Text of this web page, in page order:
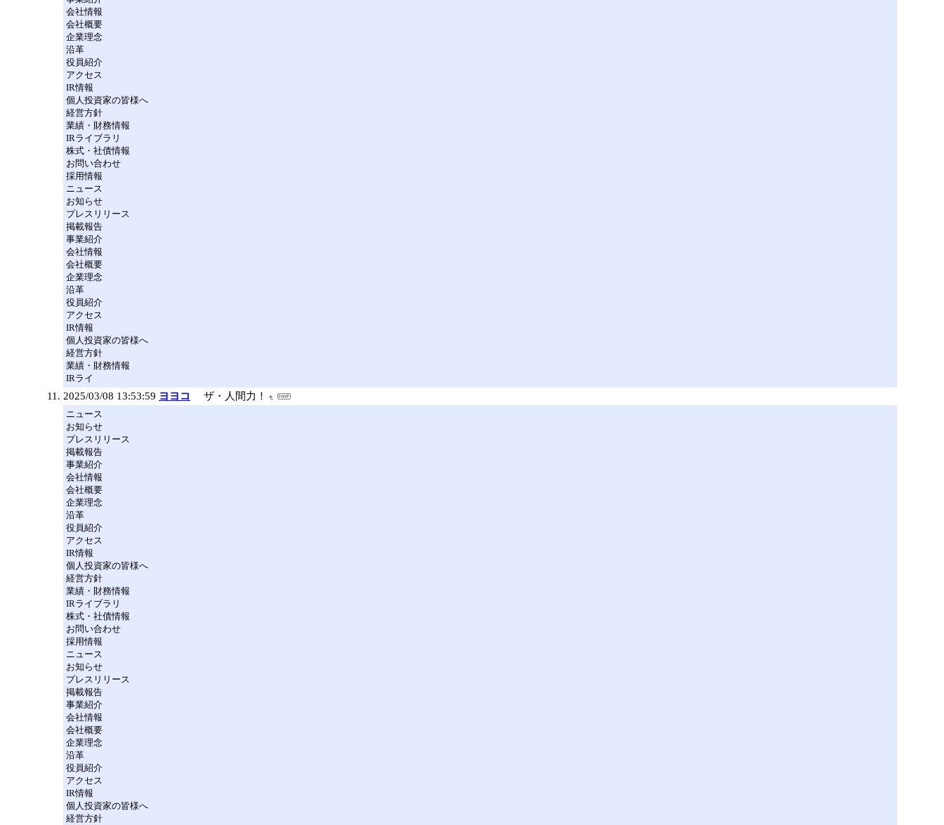
会社情報
会社概要
企業理念
沿革
役員紹介
アクセス
IR情報
個人投資家の皆様へ
経営方針
業績・財務情報
IRライブラリ
株式・社債情報
お問い合わせ
採用情報
ニュース
お知らせ
プレスリリース
掲載報告
事業紹介
会社情報
会社概要
企業理念
沿革
役員紹介
アクセス
IR情報
個人投資家の皆様へ
経営方針
業績・財務情報
IRライ
2025/03/08 13:53:59 ヨヨコ ザ・人間力！
ニュース
お知らせ
プレスリリース
掲載報告
事業紹介
会社情報
会社概要
企業理念
沿革
役員紹介
アクセス
IR情報
個人投資家の皆様へ
経営方針
業績・財務情報
IRライブラリ
株式・社債情報
お問い合わせ
採用情報
ニュース
お知らせ
プレスリリース
掲載報告
事業紹介
会社情報
会社概要
企業理念
沿革
役員紹介
アクセス
IR情報
個人投資家の皆様へ
経営方針